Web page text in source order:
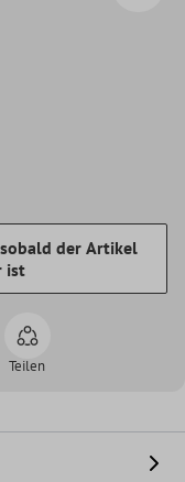
der Artikel
ist
Teilen